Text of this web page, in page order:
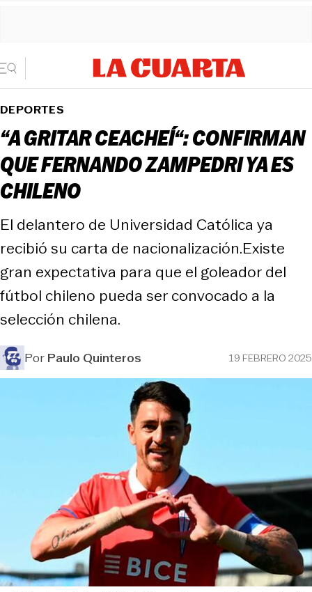
DEPORTES
“A GRITAR CEACHEÍ“: CONFIRMAN
QUE FERNANDO ZAMPEDRI YA ES
CHILENO
El delantero de Universidad Católica ya
recibió su carta de nacionalización.Existe
gran expectativa para que el goleador del
fútbol chileno pueda ser convocado a la
selección chilena.
PorPaulo Quinteros 19 FEBRERO 2025